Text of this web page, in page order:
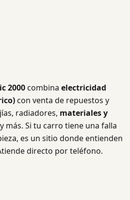
2000combina electricidad
con venta de repuestos y
radiadores, materiales y
y más. Si tu carro tiene una falla
es un sitio donde entienden
directo por teléfono.